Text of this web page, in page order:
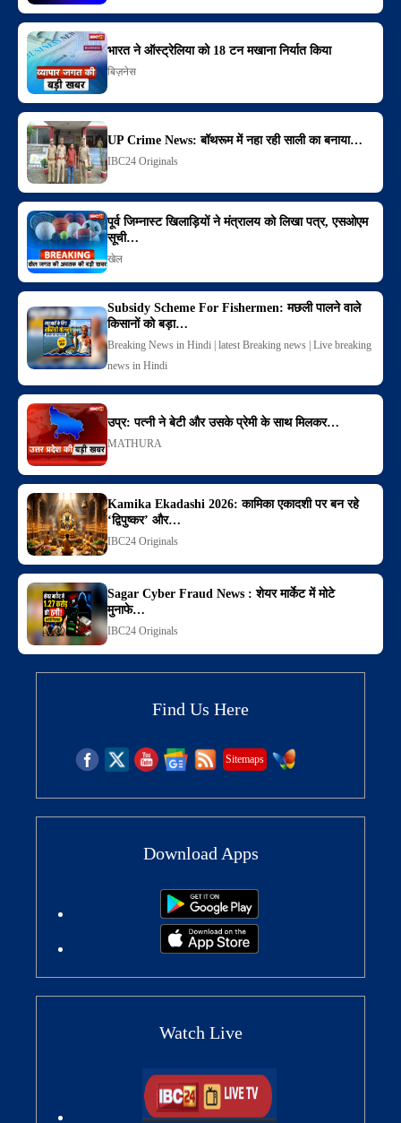
भारत ने ऑस्ट्रेलिया को 18 टन मखाना निर्यात किया
बिज़नेस
UP Crime News: बॉथरूम में नहा रही साली का बनाया…
IBC24 Originals
पूर्व जिम्नास्ट खिलाड़ियों ने मंत्रालय को लिखा पत्र, एसओएम
सूची…
खेल
Subsidy Scheme For Fishermen: मछली पालने वाले
किसानों को बड़ा…
Breaking News in Hindi | latest Breaking news | Live breaking
news in Hindi
उप्र: पत्नी ने बेटी और उसके प्रेमी के साथ मिलकर…
MATHURA
Kamika Ekadashi 2026: कामिका एकादशी पर बन रहे
‘द्विपुष्कर’ और…
IBC24 Originals
Sagar Cyber Fraud News : शेयर मार्केट में मोटे
मुनाफे…
IBC24 Originals
Find Us Here
Sitemaps
Download Apps
Watch Live